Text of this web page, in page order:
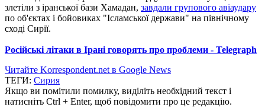
злетіли з іранської бази Хамадан, завдали групового авіаудару
по об'єктах і бойовиках "Ісламської держави" на північному
сході Сирії.
Російські літаки в Ірані говорять про проблеми - Telegraph
Читайте Korrespondent.net в Google News
ТЕГИ: Сирия
Якщо ви помітили помилку, виділіть необхідний текст і
натисніть Ctrl + Enter, щоб повідомити про це редакцію.